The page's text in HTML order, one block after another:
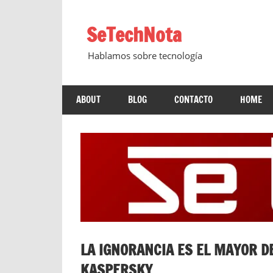
contenidoSeTechNota
Hablamos sobre tecnología
ABOUT BLOG CONTACTO HOME
LA IGNORANCIA ES EL MAYOR